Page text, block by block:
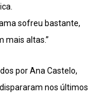
sofreu bastante,
mais altas.”
por Ana Castelo,
nos últimos